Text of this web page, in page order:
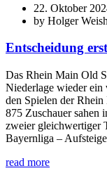
22. Oktober
by Holger
Entscheidung
Das Rhein Main Old
Niederlage wieder ein
den Spielen der
875 Zuschauer sahen
zweier gleichwertiger
Bayernliga –
read more